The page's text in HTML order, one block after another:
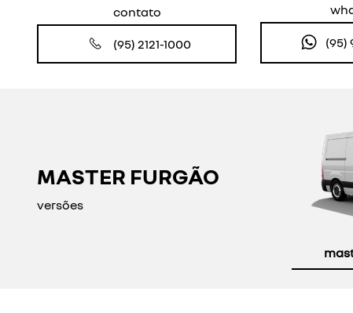
contato
(95) 2121-1000 (95)
MASTER FURGÃO
versões